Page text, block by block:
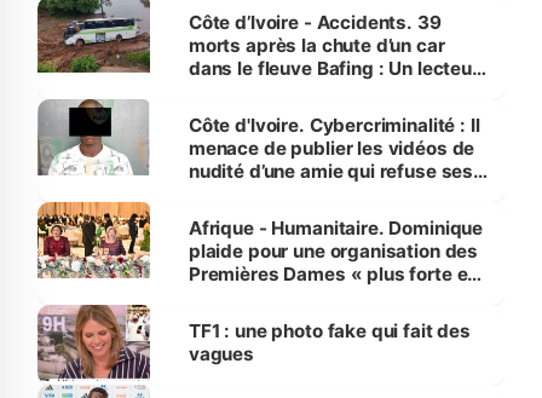
Côte d’Ivoire - Accidents. 39
morts après la chute d’un car
dans le fleuve Bafing : Un lecteur
des Transports
Côte d'Ivoire. Cybercriminalité : Il
menace de publier les vidéos de
nudité d’une amie qui refuse ses
Afrique - Humanitaire. Dominique
plaide pour une organisation des
Premières Dames « plus forte et
sur la scène internationale »
TF1 : une photo fake qui fait des
vagues